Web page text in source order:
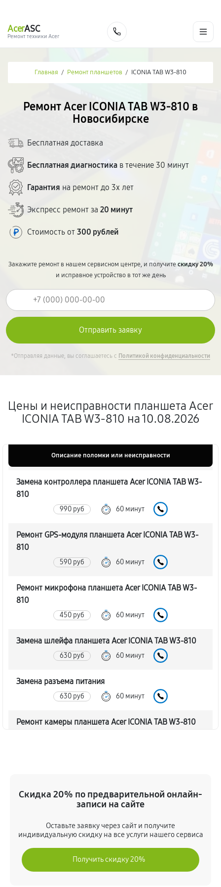
AcerASC
Ремонт техники Acer
Главная / Ремонт планшетов / ICONIA TAB W3-810
Ремонт Acer ICONIA TAB W3-810 в
Новосибирске
Бесплатная доставка
Бесплатная диагностика в течение 30 минут
Гарантия на ремонт до 3х лет
Экспресс ремонт за 20 минут
Стоимость от 300 рублей
Закажите ремонт в нашем сервисном центре, и получитескидку 20%
и исправное устройство в тот же день
*Отправляя данные, вы соглашаетесь с Политикой конфиденциальности
Цены и неисправности планшета Acer
ICONIA TAB W3-810 на 10.08.2026
Описание поломки или неисправности
Замена контроллера планшета Acer ICONIA TAB W3-
810
990 руб 60 минут
Ремонт GPS-модуля планшета Acer ICONIA TAB W3-
810
590 руб 60 минут
Ремонт микрофона планшета Acer ICONIA TAB W3-
810
450 руб 60 минут
Замена шлейфа планшета Acer ICONIA TAB W3-810
630 руб 60 минут
Замена разъема питания
630 руб 60 минут
Ремонт камеры планшета Acer ICONIA TAB W3-810
Замена стекла планшета Acer ICONIA TAB W3-810
450 руб 60 минут
Скидка 20% по предварительной онлайн-
записи на сайте
Оставьте заявку через сайт и получите
индивидуальную скидку на все услуги нашего сервиса
Получить скидку 20%